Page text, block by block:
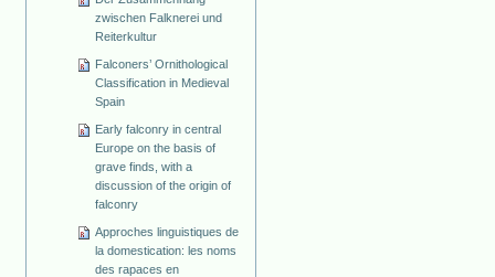
zwischen Falknerei und
Reiterkultur
Falconers’ Ornithological
Classification in Medieval
Spain
Early falconry in central
Europe on the basis of
grave finds, with a
discussion of the origin of
falconry
Approches linguistiques de
la domestication: les noms
des rapaces en